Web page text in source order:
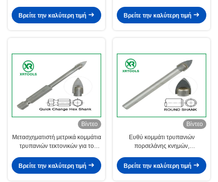
κνήμη θερμικής επεξεργασίας
Βρείτε την καλύτερη τιμή
το συγκεκριμένο τούβλο
Βρείτε την καλύτερη τιμή
Βίντεο
Μετασχηματιστή μετρικά κομμάτια
τρυπανιών τεκτονικών για το
Βρείτε την καλύτερη τιμή
Βίντεο
Ευθύ κομμάτι τρυπανιών
πορσελάνης κνημών,
τρυπανιών τεκτονικών αντίστροφο
Βρείτε την καλύτερη τιμή